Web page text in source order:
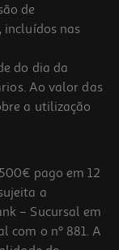
30x30x59cm
de
incluídos nas
do dia da
Ao valor das
a utilização
pago em 12
a
– Sucursal em
com o nº 881. A